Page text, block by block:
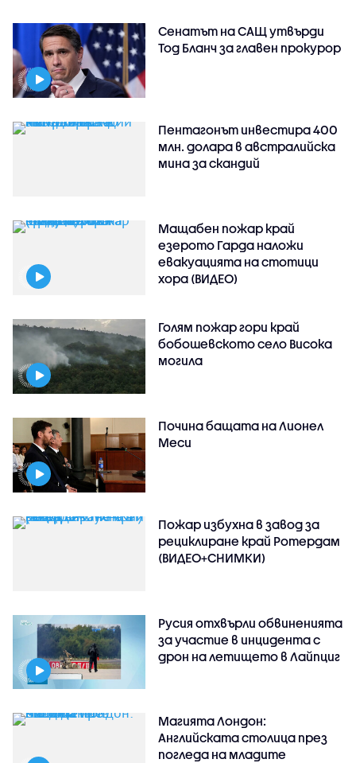
Сенатът на САЩ утвърди
Тод Бланч за главен прокурор
Пентагонът инвестира 400
млн. долара в австралийска
мина за скандий
Мащабен пожар край
езерото Гарда наложи
евакуацията на стотици
хора (ВИДЕО)
Голям пожар гори край
бобошевското село Висока
могила
Почина бащата на Лионел
Меси
Пожар избухна в завод за
рециклиране край Ротердам
(ВИДЕО+СНИМКИ)
Русия отхвърли обвиненията
за участие в инцидента с
дрон на летището в Лайпциг
Магията Лондон:
Английската столица през
погледа на младите